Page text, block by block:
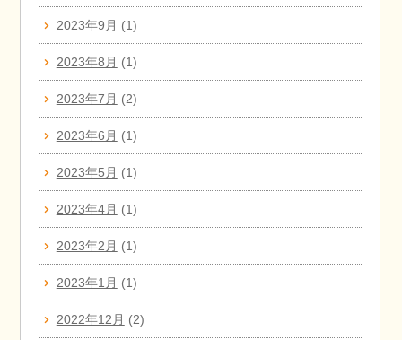
2023年9月 (1)
2023年8月 (1)
2023年7月 (2)
2023年6月 (1)
2023年5月 (1)
2023年4月 (1)
2023年2月 (1)
2023年1月 (1)
2022年12月 (2)